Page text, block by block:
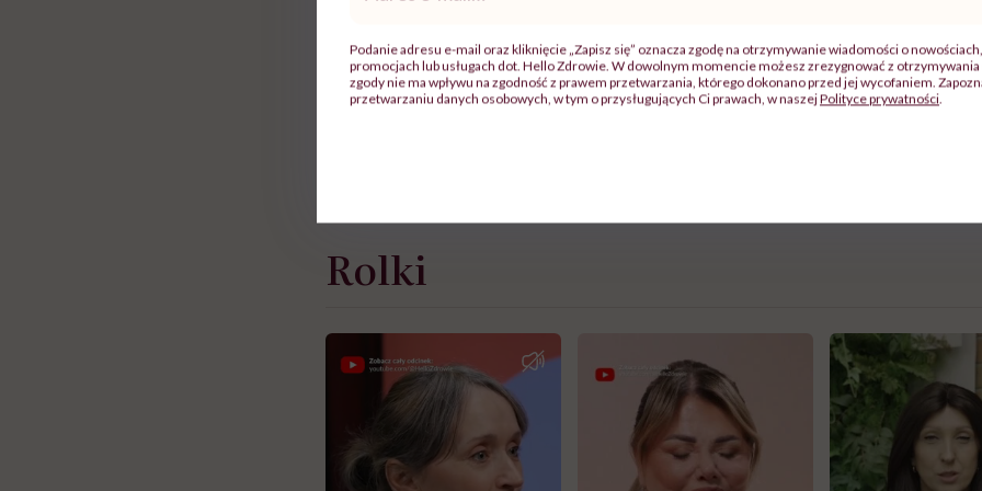
Lubisz otrzymywać pikantne wiadomości? Wysyłasz swojemu partnerowi
dobrze. Podkręcanie atmosfery w związku jest bardzo ważne. W tym
swoim bezpieczeństwie. W internecie nic nie ginie.
Rolki
mail*
Podanie adresu e-mail oraz kliknięcie „Zapisz się” oznacza zgodę na otrzymywanie wiadomości o
promocjach lub usługach dot. Hello Zdrowie. W dowolnym momencie możesz zrezygnować z
zgody nie ma wpływu na zgodność z prawem przetwarzania, którego dokonano przed jej wycofaniem.
przetwarzaniu danych osobowych, w tym o przysługujących Ci prawach, w naszejPolityce prywatności.